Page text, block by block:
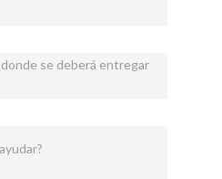
se deberá entregar